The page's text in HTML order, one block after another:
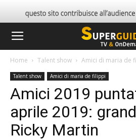
Home Talent show Amici di maria de
Talent show Amici di maria de filippi
Amici 2019
aprile 2019:
Ricky Martin